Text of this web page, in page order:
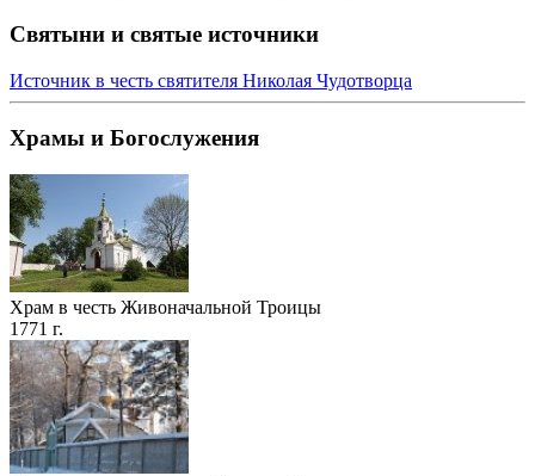
Святыни и святые источники
Источник в честь святителя Николая Чудотворца
Храмы и Богослужения
Храм в честь Живоначальной Троицы
1771 г.